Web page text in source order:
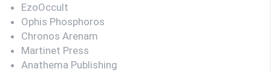
EzoOccult
Ophis Phosphoros
Chronos Arenam
Martinet Press
Anathema Publishing